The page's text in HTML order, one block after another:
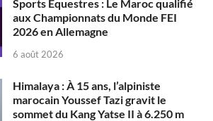
Sports Équestres : Le Maroc qualifié
aux Championnats du Monde FEI
2026 en Allemagne
6 août 2026
Himalaya : À 15 ans, l’alpiniste
marocain Youssef Tazi gravit le
sommet du Kang Yatse II à 6.250 m